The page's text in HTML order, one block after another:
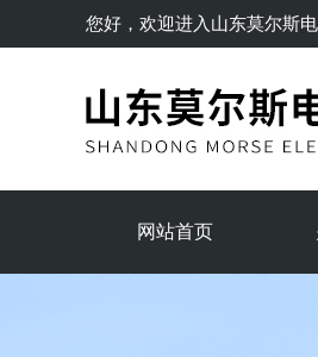
您好，欢迎进入 山东莫尔斯
网站首页